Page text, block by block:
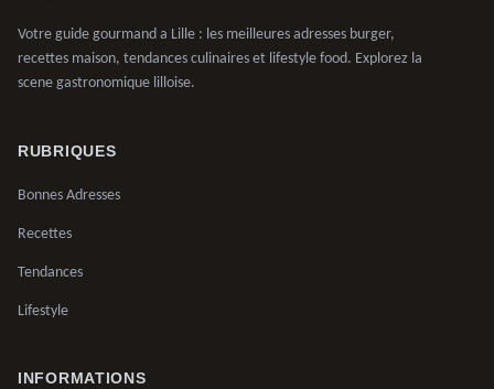
Votre guide gourmand a Lille : les meilleures adresses burger,
recettes maison, tendances culinaires et lifestyle food. Explorez la
scene gastronomique lilloise.
RUBRIQUES
Bonnes Adresses
Recettes
Tendances
Lifestyle
INFORMATIONS